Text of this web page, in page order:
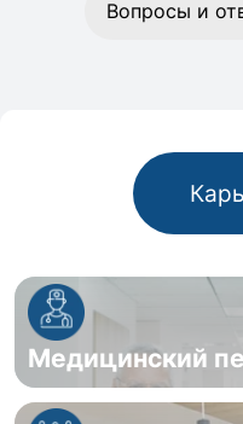
Вопросы и
Медицинский